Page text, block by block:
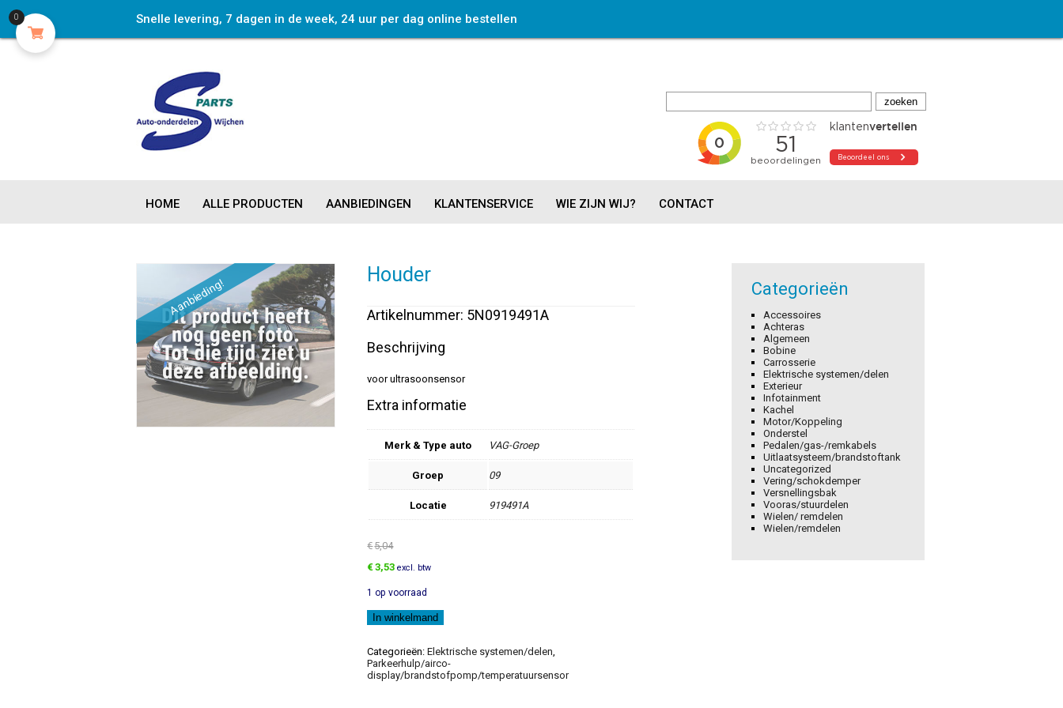
Snelle levering, 7 dagen in de week, 24 uur per dag online bestellen
HOME ALLE PRODUCTEN AANBIEDINGEN KLANTENSERVICE WIE ZIJN WIJ? CONTACT
Aanbieding!
Houder
Artikelnummer: 5N0919491A
Beschrijving
voor ultrasoonsensor
Extra informatie
Merk & Type auto VAG-Groep
Groep 09
Locatie 919491A
€5,04
Oorspronkelijke
was:
€5,04.
€3,53Huidige
is:
€3,53.
excl. btw
1 op voorraad
Houder
aantal
In winkelmand
Categorieën:Elektrische systemen/delen
Parkeerhulp/airco-
display/brandstofpomp/temperatuursensor
Categorieën
Accessoires
Achteras
Algemeen
Bobine
Carrosserie
Elektrische systemen/delen
Exterieur
Infotainment
Kachel
Motor/Koppeling
Onderstel
Pedalen/gas-/remkabels
Uitlaatsysteem/brandstoftank
Uncategorized
Vering/schokdemper
Versnellingsbak
Vooras/stuurdelen
Wielen/ remdelen
Wielen/remdelen
0